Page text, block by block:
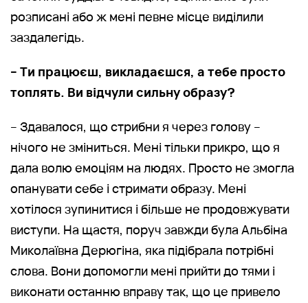
розписані або ж мені певне місце виділили
заздалегідь.
– Ти працюєш, викладаєшся, а тебе просто
топлять. Ви відчули сильну образу?
– Здавалося, що стрибни я через голову –
нічого не зміниться. Мені тільки прикро, що я
дала волю емоціям на людях. Просто не змогла
опанувати себе і стримати образу. Мені
хотілося зупинитися і більше не продовжувати
виступи. На щастя, поруч завжди була Альбіна
Миколаївна Дерюгіна, яка підібрала потрібні
слова. Вони допомогли мені прийти до тями і
виконати останню вправу так, що це привело